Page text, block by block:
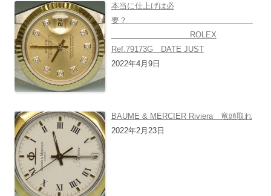
本当に仕上げは必
要？
ROLEX
Ref.79173G DATE JUST
2022年4月9日
BAUME & MERCIER Riviera 竜頭取れ
2022年2月23日